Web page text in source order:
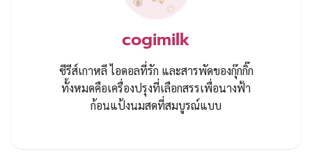
cogimilk
ซีรีส์เกาหลี ไอดอลที่รัก และสารพัดของกุ๊กกิ๊ก
ทั้งหมดคือเครื่องปรุงที่เลือกสรรเพื่อนางฟ้า
ก้อนแป้งนมสดที่สมบูรณ์แบบ